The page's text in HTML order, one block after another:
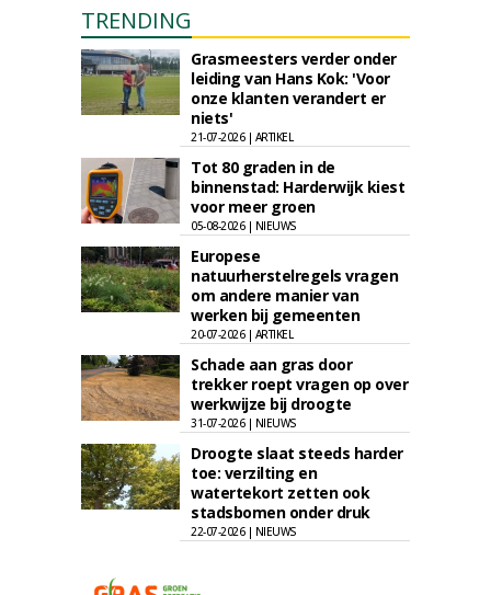
TRENDING
Grasmeesters verder onder
leiding van Hans Kok: 'Voor
onze klanten verandert er
niets'
21-07-2026 | ARTIKEL
Tot 80 graden in de
binnenstad: Harderwijk kiest
voor meer groen
05-08-2026 | NIEUWS
Europese
natuurherstelregels vragen
om andere manier van
werken bij gemeenten
20-07-2026 | ARTIKEL
Schade aan gras door
trekker roept vragen op over
werkwijze bij droogte
31-07-2026 | NIEUWS
Droogte slaat steeds harder
toe: verzilting en
watertekort zetten ook
stadsbomen onder druk
22-07-2026 | NIEUWS